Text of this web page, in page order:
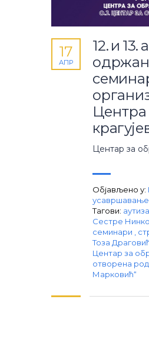
12. и 13.
Центра
17
АПР
Центар за
Објављено у:
усавршавање
Тагови:
Сестре
семинари
Тоза
Центар за
отворена
Марковић“